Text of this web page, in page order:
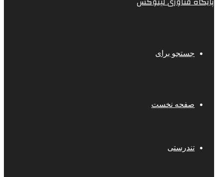
جستجو برای
صفحه نخست
تندرستی